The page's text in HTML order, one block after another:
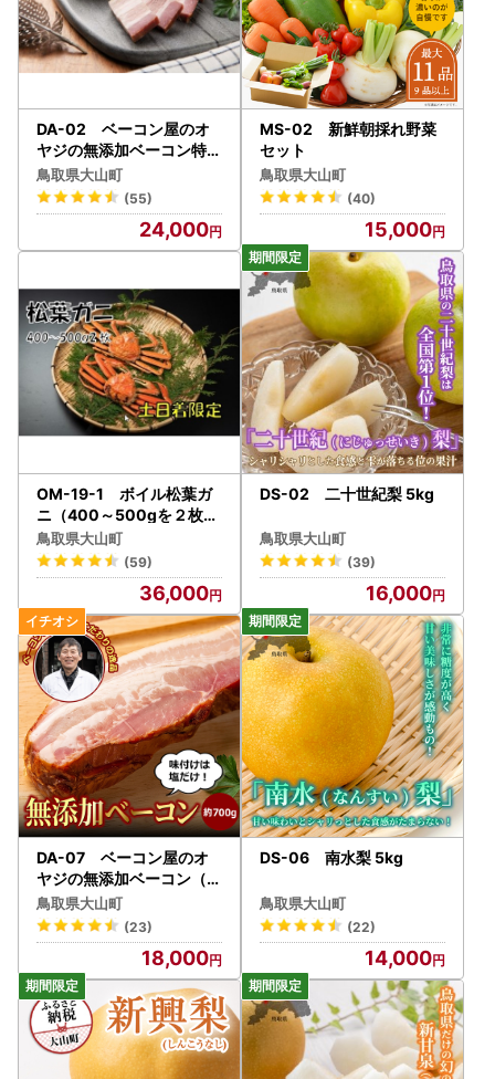
DA-02 ベーコン屋のオ
ヤジの無添加ベーコン特盛
(約1.0kg)
鳥取県大山町
(55)
24,000
MS-02 新鮮朝採れ野菜
セット
鳥取県大山町
(40)
15,000
OM-19-1 ボイル松葉ガ
ニ（400～500gを２枚）
【土日到着限定】
鳥取県大山町
(59)
36,000
DS-02 二十世紀梨 5kg
鳥取県大山町
(39)
16,000
DA-07 ベーコン屋のオ
ヤジの無添加ベーコン（約
700g）
鳥取県大山町
(23)
18,000
DS-06 南水梨 5kg
鳥取県大山町
(22)
14,000